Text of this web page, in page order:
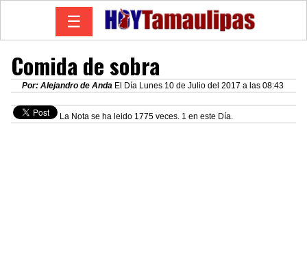
☰
Comida de sobra
Por: Alejandro de Anda El Día Lunes 10 de Julio del 2017 a las 08:43
La Nota se ha leido 1775 veces. 1 en este Día.